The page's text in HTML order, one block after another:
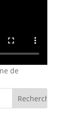
de